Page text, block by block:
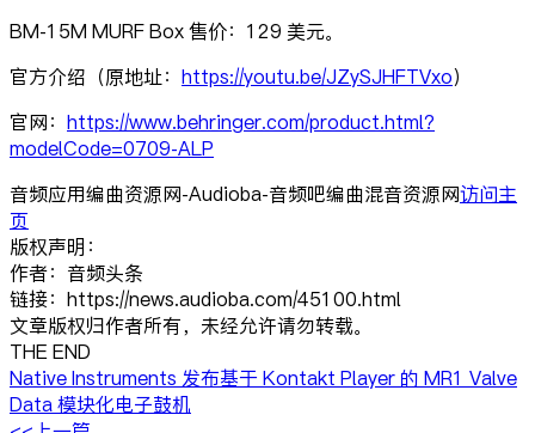
BM-15M MURF Box 售价：129 美元。
官方介绍（原地址： https://youtu.be/JZySJHFTVxo）
官网： https://www.behringer.com/product.html?
modelCode=0709-ALP
音频应用编曲资源网-Audioba-音频吧编曲混音资源网访问主
页
版权声明：
作者：音频头条
链接：https://news.audioba.com/45100.html
文章版权归作者所有，未经允许请勿转载。
THE END
Native Instruments 发布基于 Kontakt Player 的 MR1 Valve
Data 模块化电子鼓机